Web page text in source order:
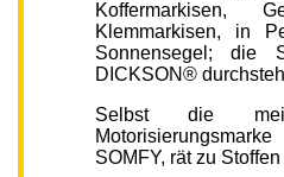
Koffermarkisen,
Klemmarkisen, in
Sonnensegel; die
DICKSON®
Selbst die
SOMFY, rät zu